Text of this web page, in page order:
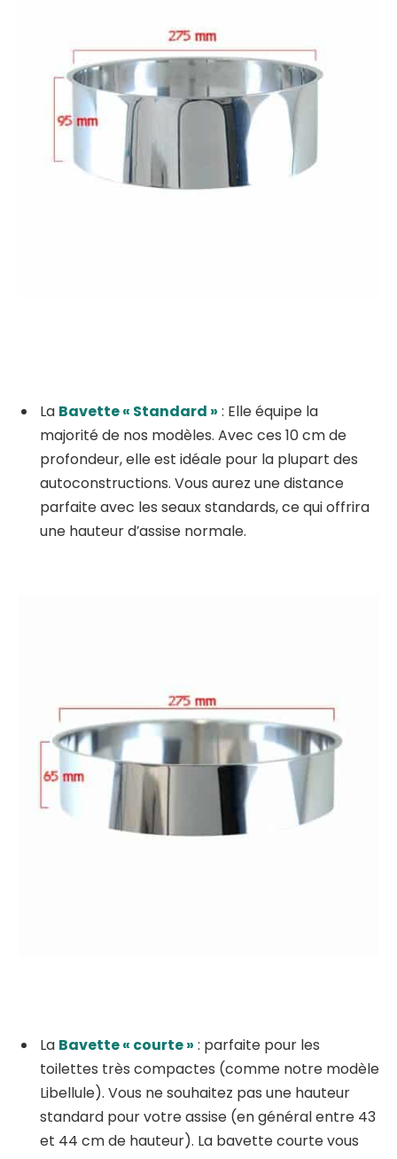
La Bavette « Standard » : Elle équipe la
majorité de nos modèles. Avec ces 10 cm de
profondeur, elle est idéale pour la plupart des
autoconstructions. Vous aurez une distance
parfaite avec les seaux standards, ce qui offrira
une hauteur d’assise normale.
La Bavette « courte » : parfaite pour les
toilettes très compactes (comme notre modèle
Libellule). Vous ne souhaitez pas une hauteur
standard pour votre assise (en général entre 43
et 44 cm de hauteur). La bavette courte vous